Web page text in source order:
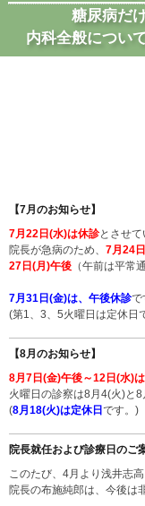
糖尿病だ
内科全般につい
【7月のお知らせ】
7月22日(水)は休診とさせて
院長が急病のため、 7月24
27日(月)午後 （午前は平常
7月31日(金)は、午後休診で
(第1、3、5火曜日は定休日
【8月のお知らせ】
8月7日(金)午後～12日(水)
火曜日の診察は8月4(火)と8
(8月18(火)は定休日 です。)
院長就任および診療日のご
このたび、4月より浅井志
院長の布施純郎は、今後は